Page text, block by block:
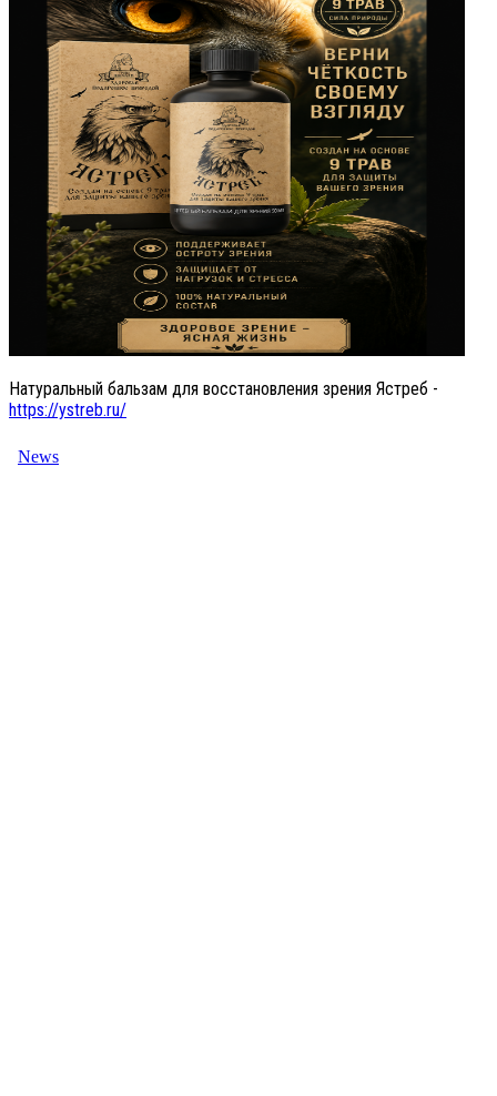
Натуральный бальзам для восстановления зрения Ястреб -
https://ystreb.ru/